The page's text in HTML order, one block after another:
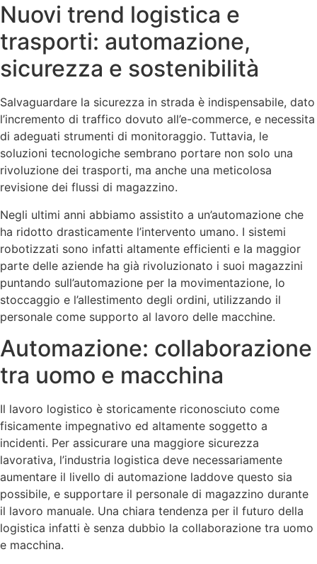
Nuovi trend logistica e
trasporti: automazione,
sicurezza e sostenibilità
Salvaguardare la sicurezza in strada è indispensabile, dato
l’incremento di traffico dovuto all’e-commerce, e necessita
di adeguati strumenti di monitoraggio. Tuttavia, le
soluzioni tecnologiche sembrano portare non solo una
rivoluzione dei trasporti, ma anche una meticolosa
revisione dei flussi di magazzino.
Negli ultimi anni abbiamo assistito a un’automazione che
ha ridotto drasticamente l’intervento umano. I sistemi
robotizzati sono infatti altamente efficienti e la maggior
parte delle aziende ha già rivoluzionato i suoi magazzini
puntando sull’automazione per la movimentazione, lo
stoccaggio e l’allestimento degli ordini, utilizzando il
personale come supporto al lavoro delle macchine.
Automazione: collaborazione
tra uomo e macchina
Il lavoro logistico è storicamente riconosciuto come
fisicamente impegnativo ed altamente soggetto a
incidenti. Per assicurare una maggiore sicurezza
lavorativa, l’industria logistica deve necessariamente
aumentare il livello di automazione laddove questo sia
possibile, e supportare il personale di magazzino durante
il lavoro manuale. Una chiara tendenza per il futuro della
logistica infatti è senza dubbio la collaborazione tra uomo
e macchina.